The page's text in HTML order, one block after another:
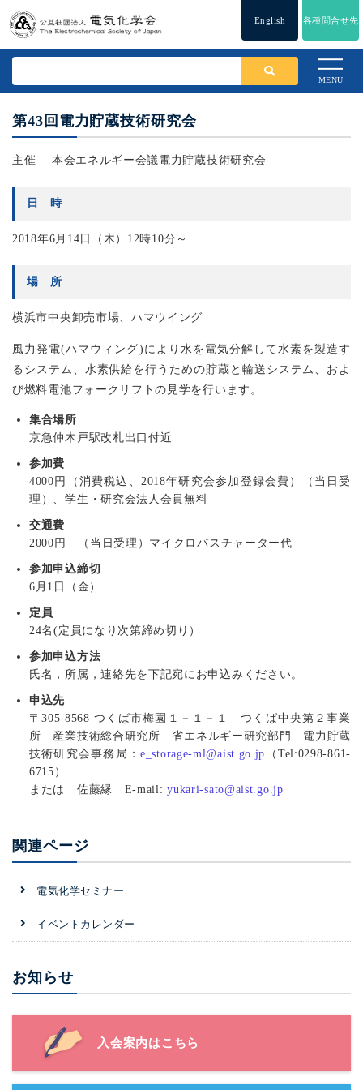
English 各種問合せ先
MENU
第43回電力貯蔵技術研究会
主催 本会エネルギー会議電力貯蔵技術研究会
日 時
2018年6月14日（木）12時10分～
場 所
横浜市中央卸売市場、ハマウイング
風力発電(ハマウィング)により水を電気分解して水素を製造す
るシステム、水素供給を行うための貯蔵と輸送システム、およ
び燃料電池フォークリフトの見学を行います。
集合場所
京急仲木戸駅改札出口付近
参加費
4000円（消費税込、2018年研究会参加登録会費）（当日受
理）、学生・研究会法人会員無料
交通費
2000円 （当日受理）マイクロバスチャーター代
参加申込締切
6月1日（金）
定員
24名(定員になり次第締め切り）
参加申込方法
氏名，所属，連絡先を下記宛にお申込みください。
申込先
〒305-8568 つくば市梅園１－１－１ つくば中央第２事業
所 産業技術総合研究所 省エネルギー研究部門 電力貯蔵
技術研究会事務局：e_storage-ml@aist.go.jp （Tel:0298-861-
6715）
または 佐藤縁 E-mail:yukari-sato@aist.go.jp
関連ページ
電気化学セミナー
イベントカレンダー
お知らせ
入会案内はこちら